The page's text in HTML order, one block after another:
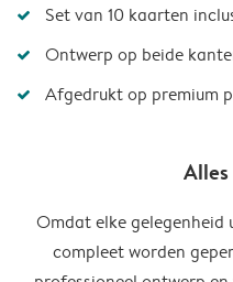
Set van 10 kaarten
Ontwerp op beide
Afgedrukt op premium
Omdat elke gelegenheid
compleet worden